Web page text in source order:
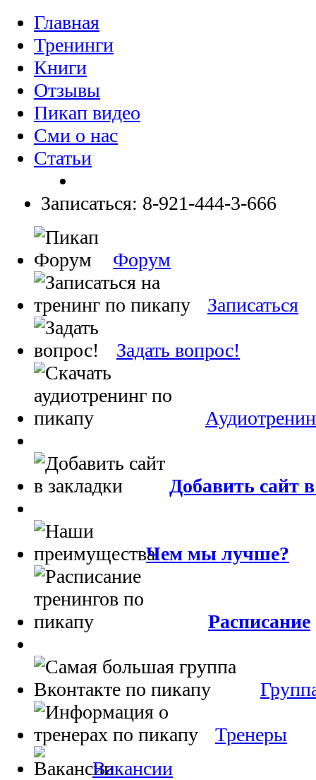
Главная
Тренинги
Книги
Отзывы
Пикап видео
Сми о нас
Статьи
Записаться: 8-921-444-3-666
Форум
Записаться
Задать вопрос!
Добавить сайт
Чем мы лучше?
Расписание
Тренеры
Вакансии